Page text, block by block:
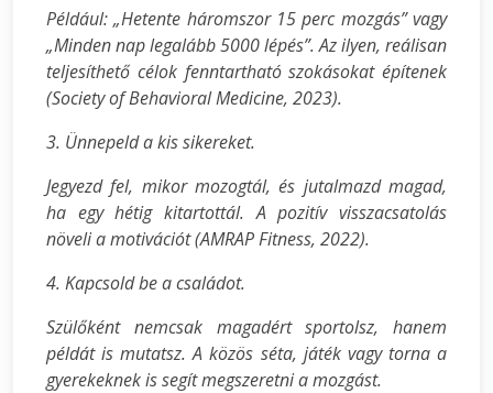
Például: „Hetente háromszor 15 perc mozgás” vagy
„Minden nap legalább 5000 lépés”. Az ilyen, reálisan
teljesíthető célok fenntartható szokásokat építenek
(Society of Behavioral Medicine, 2023).
3. Ünnepeld a kis sikereket.
Jegyezd fel, mikor mozogtál, és jutalmazd magad,
ha egy hétig kitartottál. A pozitív visszacsatolás
növeli a motivációt (AMRAP Fitness, 2022).
4. Kapcsold be a családot.
Szülőként nemcsak magadért sportolsz, hanem
példát is mutatsz. A közös séta, játék vagy torna a
gyerekeknek is segít megszeretni a mozgást.